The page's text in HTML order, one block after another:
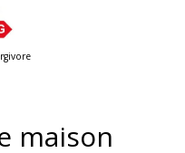
maison